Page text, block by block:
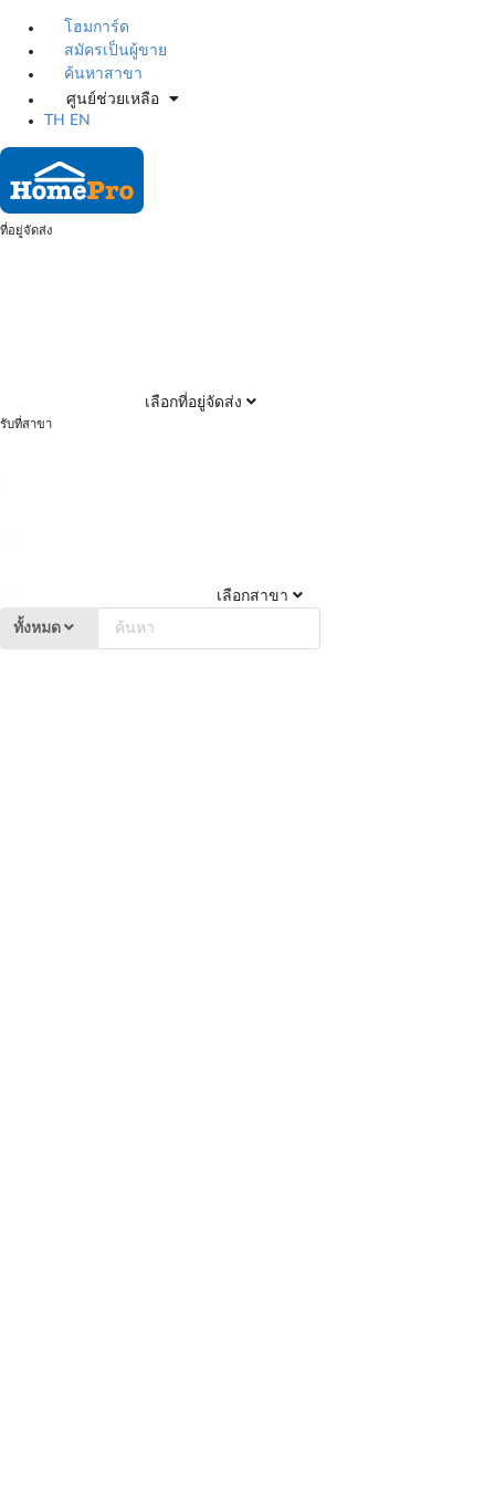
โฮมการ์ด
สมัครเป็นผู้ขาย
ค้นหาสาขา
ศูนย์ช่วยเหลือ
TH
EN
ที่อยู่จัดส่ง
เลือกที่อยู่จัดส่ง
รับที่สาขา
เลือกสาขา
ทั้งหมด